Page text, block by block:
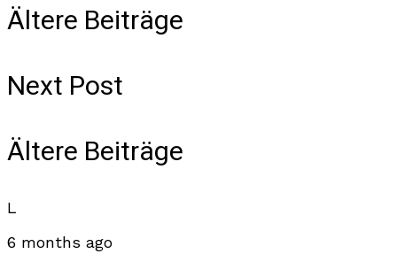
Ältere Beiträge
Next Post
Ältere Beiträge
L
6 months ago